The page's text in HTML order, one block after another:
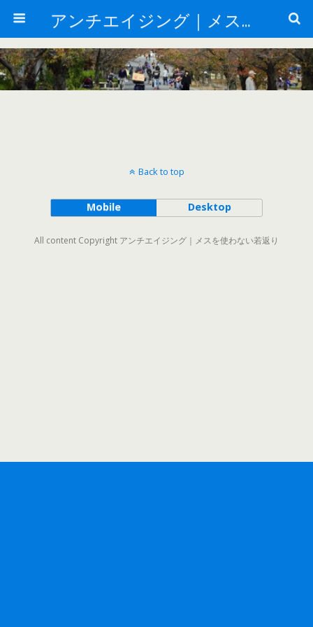
アンチエイジング｜メスを使わない若返り
Back to top
Mobile Desktop
All content Copyright アンチエイジング｜メスを使わない若返り